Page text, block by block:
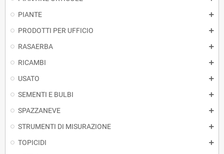
PIANTE
PRODOTTI PER UFFICIO
RASAERBA
RICAMBI
USATO
SEMENTI E BULBI
SPAZZANEVE
STRUMENTI DI MISURAZIONE
TOPICIDI